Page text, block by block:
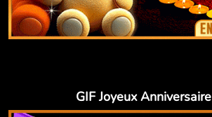
GIF Joyeux Anniversaire